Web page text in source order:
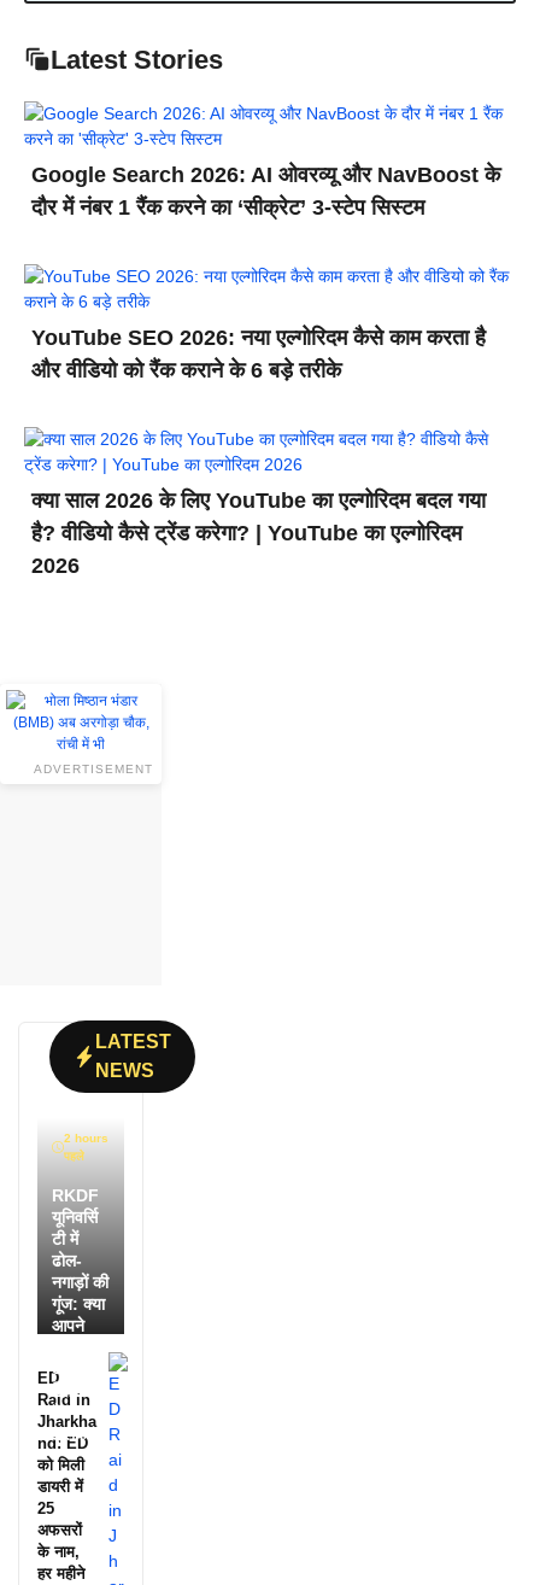
Latest Stories
Google Search 2026: AI ओवरव्यू और NavBoost के
दौर में नंबर 1 रैंक करने का ‘सीक्रेट’ 3-स्टेप सिस्टम
YouTube SEO 2026: नया एल्गोरिदम कैसे काम करता है
और वीडियो को रैंक कराने के 6 बड़े तरीके
क्या साल 2026 के लिए YouTube का एल्गोरिदम बदल गया
है? वीडियो कैसे ट्रेंड करेगा? | YouTube का एल्गोरिदम
2026
ADVERTISEMENT
LATEST
NEWS
2 hours
पहले
RKDF
यूनिवर्सि
टी में
ढोल-
नगाड़ों की
गूंज: क्या
आपने
आदिवासी
दिवस की
झलक?
ED
Raid in
Jharkha
nd: ED
को मिली
डायरी में
25
अफसरों
के नाम,
हर महीने